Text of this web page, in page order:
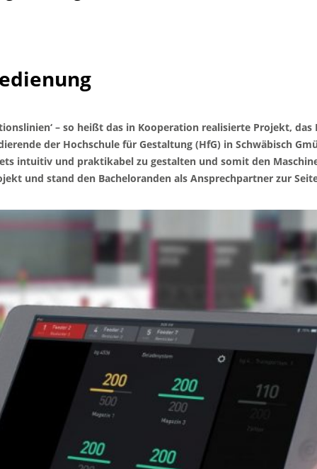
– so heißt das in Kooperation realisierte Projekt, das
der Hochschule für Gestaltung (HfG) in Schwäbisch
intuitiv und praktikabel zu gestalten und somit den
und stand den Bacheloranden als Ansprechpartner zur